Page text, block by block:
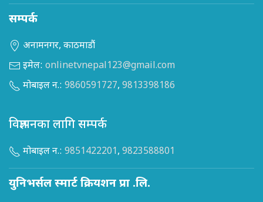
सम्पर्क
अनामनगर, काठमाडौं
इमेल: onlinetvnepal123@gmail.com
मोबाइल न.: 9860591727, 9813398186
विज्ञापनका लागि सम्पर्क
मोबाइल न.: 9851422201, 9823588801
युनिभर्सल स्मार्ट क्रियशन प्रा .लि.